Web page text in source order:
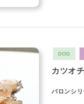
DOG
カツオ
バロンシ